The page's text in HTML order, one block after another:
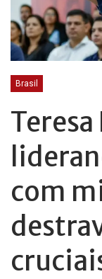
Brasil
com